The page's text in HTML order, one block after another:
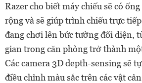
Razer cho biết máy chiếu sẽ có
rộng và sẽ giúp trình chiếu trực
đang chơi lên bức tường đối diện,
gian trong căn phòng trở thành
Các camera 3D depth-sensing sẽ
điều chỉnh màu sắc trên các vật